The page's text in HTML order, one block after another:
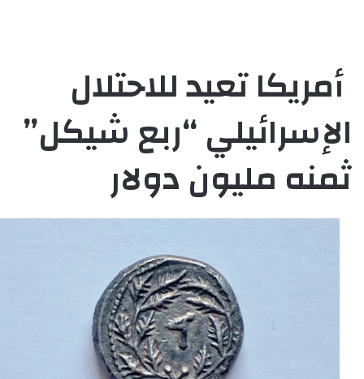
أمريكا تعيد للاحتلال
الإسرائيلي “ربع شيكل”
ثمنه مليون دولار